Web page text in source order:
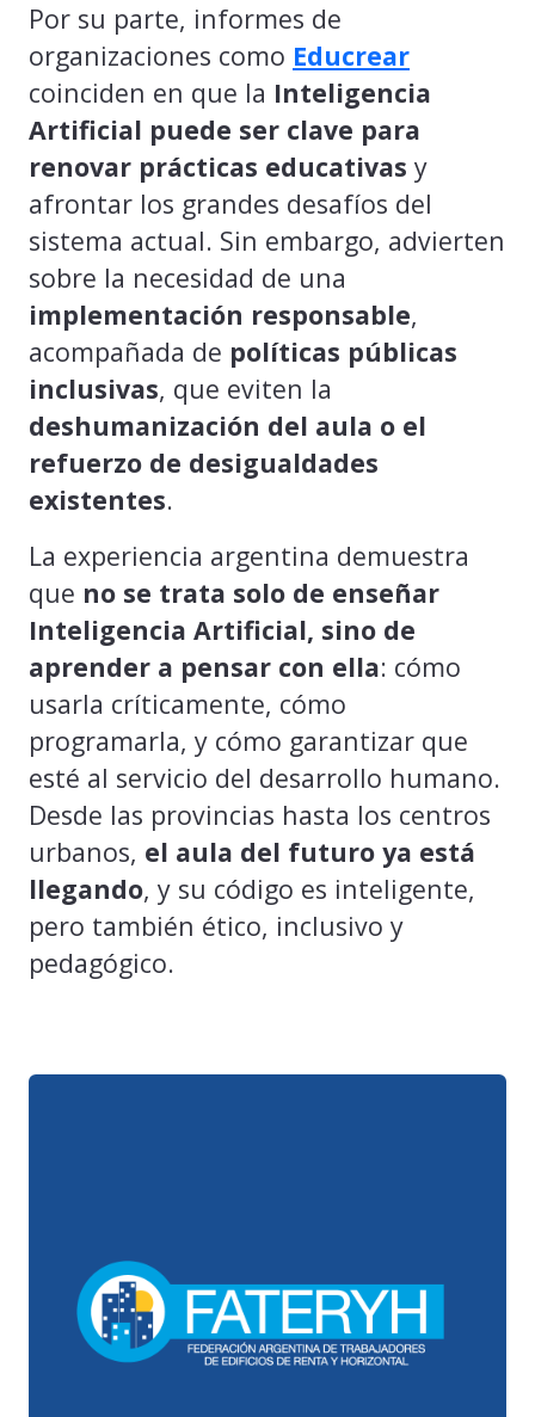
Por su parte, informes de
organizaciones como Educrear
coinciden en que la Inteligencia
Artificial puede ser clave para
renovar prácticas educativas y
afrontar los grandes desafíos del
sistema actual. Sin embargo, advierten
sobre la necesidad de una
implementación responsable,
acompañada de políticas públicas
inclusivas, que eviten la
deshumanización del aula o el
refuerzo de desigualdades
existentes.
La experiencia argentina demuestra
que no se trata solo de enseñar
Inteligencia Artificial, sino de
aprender a pensar con ella: cómo
usarla críticamente, cómo
programarla, y cómo garantizar que
esté al servicio del desarrollo humano.
Desde las provincias hasta los centros
urbanos, el aula del futuro ya está
llegando, y su código es inteligente,
pero también ético, inclusivo y
pedagógico.